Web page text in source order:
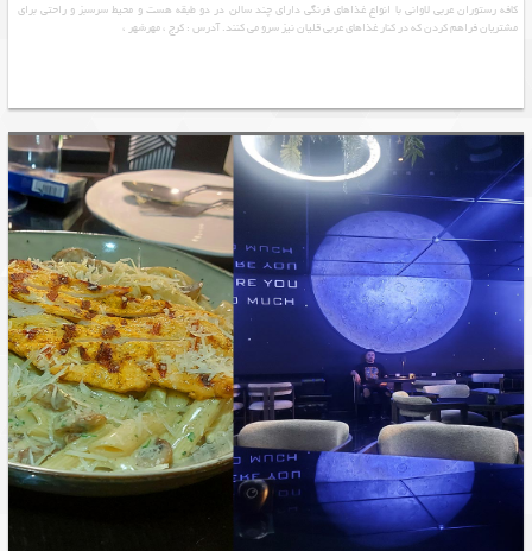
کافه رستوران عربی لاوانی با انواع غذاهای فرنگی دارای چند سالن در دو طبقه هست و محیط سرسبز و راحتی برای
مشتریان فراهم کردن که در کنار غذاهای عربی قلیان نیز سرو می کنند. آدرس : کرج ، مهرشهر ،